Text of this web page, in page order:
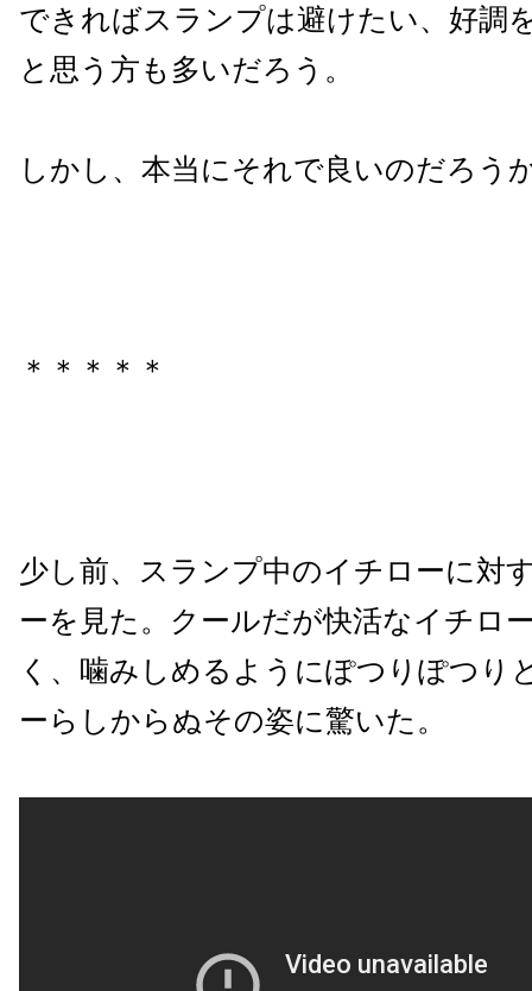
できればスランプは避けたい、好調
と思う方も多いだろう。
しかし、本当にそれで良いのだろう
＊＊＊＊＊
少し前、スランプ中のイチローに対
ーを見た。クールだが快活なイチロ
く、噛みしめるようにぽつりぽつり
ーらしからぬその姿に驚いた。